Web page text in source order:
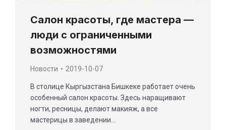
Салон красоты, где мастера —
люди с ограниченными
возможностями
Новости 2019-10-07
В столице Кыргызстана Бишкеке работает очень
особенный салон красоты. Здесь наращивают
ногти, ресницы, делают макияж, а все
мастерицы в заведении…